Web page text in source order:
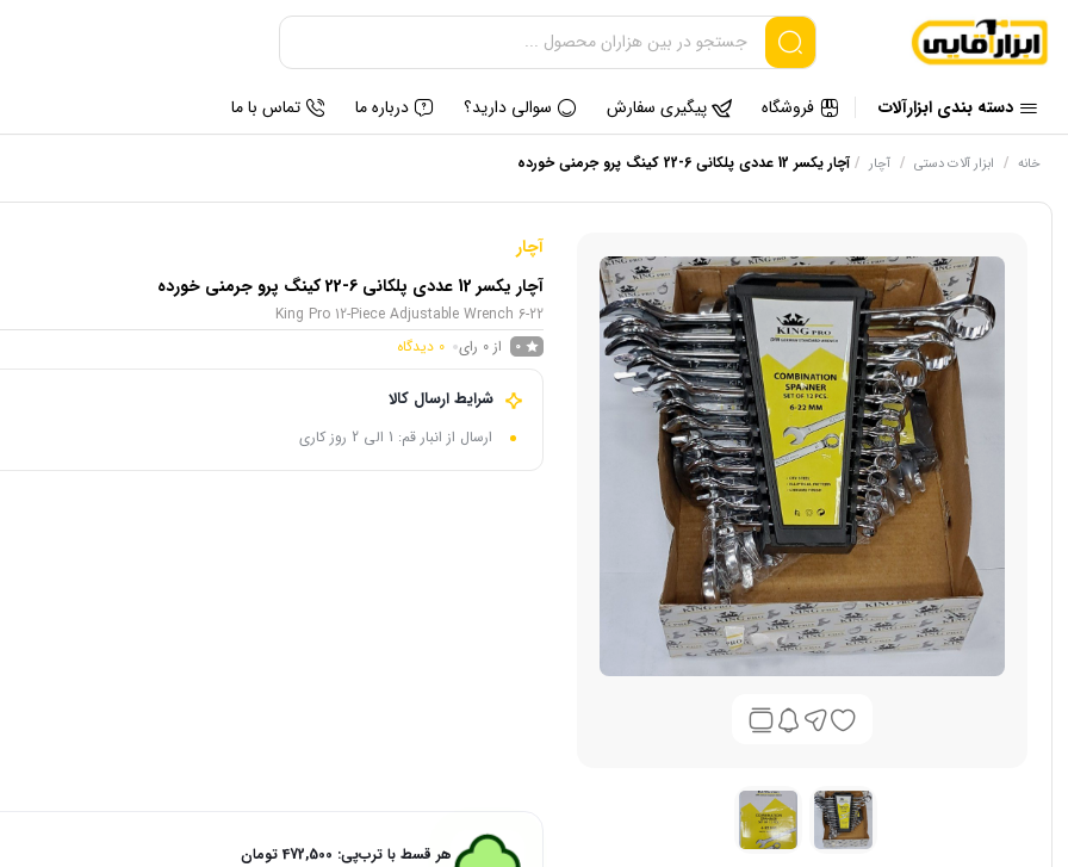
دسته بندی ابزارآلات فروشگاه پیگیری سفارش سوالی دارید؟ درباره ما تماس با ما
خانه / ابزار آلات دستی / آچار /آچار یکسر 12 عددی پلکانی 6-22 کینگ پرو جرمنی خورده
آچار
آچار یکسر 12 عددی پلکانی 6-22 کینگ پرو جرمنی خورده
King Pro 12-Piece Adjustable Wrench 6-22
0 از 0 رای 0 دیدگاه
شرایط ارسال کالا
ارسال از انبار قم: 1 الی 2 روز کاری
هر قسط با ترب‌پی: 472,500 تومان